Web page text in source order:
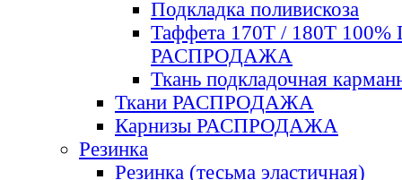
Подкладка поливискоза
Таффета 170Т / 180Т 100%
РАСПРОДАЖА
Ткань подкладочная
Ткани РАСПРОДАЖА
Карнизы РАСПРОДАЖА
Резинка
Резинка (тесьма эластичная)